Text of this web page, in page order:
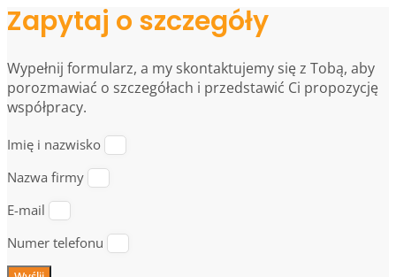
Zapytaj o szczegóły
Wypełnij formularz, a my skontaktujemy się z Tobą, aby
porozmawiać o szczegółach i przedstawić Ci propozycję
współpracy.
Imię i nazwisko
Nazwa firmy
E-mail
Numer telefonu